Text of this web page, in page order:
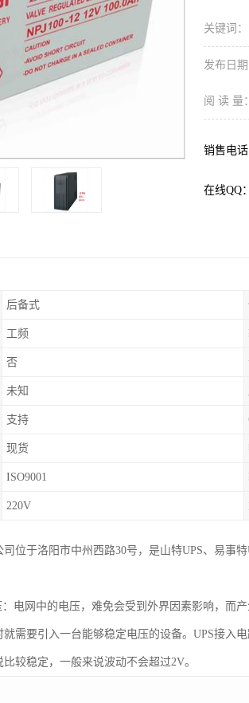
关键词：
发布日期
阅 读 量：
销售电话
在线QQ：
后备式
工频
否
未知
支持
现货
ISO9001
220V
位于洛阳市中州西路30号，是山特UPS、易事
：电网中的电压，难免会受到外界因素影响，而
需要引入一台能够稳定电压的设备。UPS接入
较稳定，一般来说波动不会超过2V。